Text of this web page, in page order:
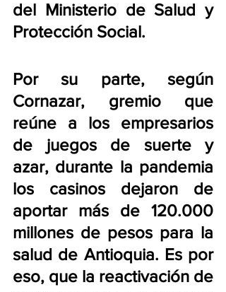
del Ministerio de Salud y
Protección Social.
Por su parte, según
Cornazar, gremio que
reúne a los empresarios
de juegos de suerte y
azar, durante la pandemia
los casinos dejaron de
aportar más de 120.000
millones de pesos para la
salud de Antioquia. Es por
eso, que la reactivación de